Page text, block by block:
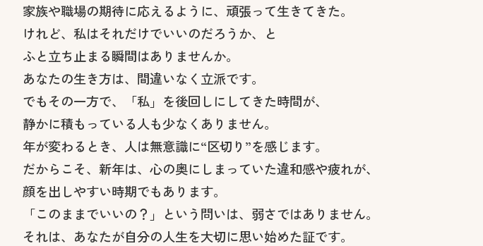
家族や職場の期待に応えるように、頑張って生きてきた。
けれど、私はそれだけでいいのだろうか、と
ふと立ち止まる瞬間はありませんか。
あなたの生き方は、間違いなく立派です。
でもその一方で、「私」を後回しにしてきた時間が、
静かに積もっている人も少なくありません。
年が変わるとき、人は無意識に“区切り”を感じます。
だからこそ、新年は、心の奥にしまっていた違和感や疲れが、
顔を出しやすい時期でもあります。
「このままでいいの？」という問いは、弱さではありません。
それは、あなたが自分の人生を大切に思い始めた証です。